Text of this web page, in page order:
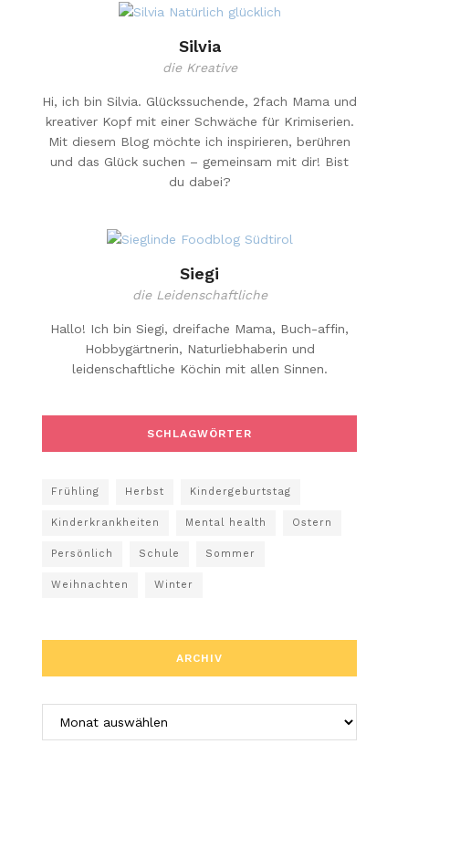
Silvia
die Kreative
Hi, ich bin Silvia. Glückssuchende, 2fach Mama und
kreativer Kopf mit einer Schwäche für Krimiserien.
Mit diesem Blog möchte ich inspirieren, berühren
und das Glück suchen – gemeinsam mit dir! Bist
du dabei?
Siegi
die Leidenschaftliche
Hallo! Ich bin Siegi, dreifache Mama, Buch-affin,
Hobbygärtnerin, Naturliebhaberin und
leidenschaftliche Köchin mit allen Sinnen.
SCHLAGWÖRTER
Frühling Herbst Kindergeburtstag
Kinderkrankheiten Mental health Ostern
Persönlich Schule Sommer
Weihnachten Winter
ARCHIV